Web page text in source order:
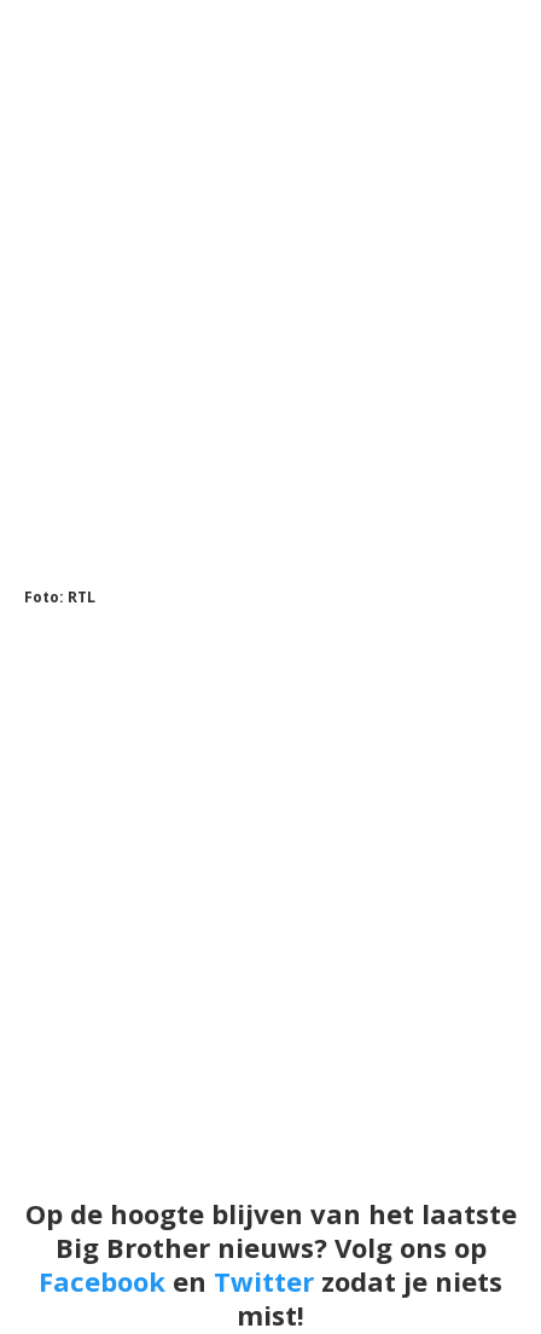
Foto: RTL
Op de hoogte blijven van het laatste
Big Brother nieuws? Volg ons op
Facebook en Twitter zodat je niets
mist!